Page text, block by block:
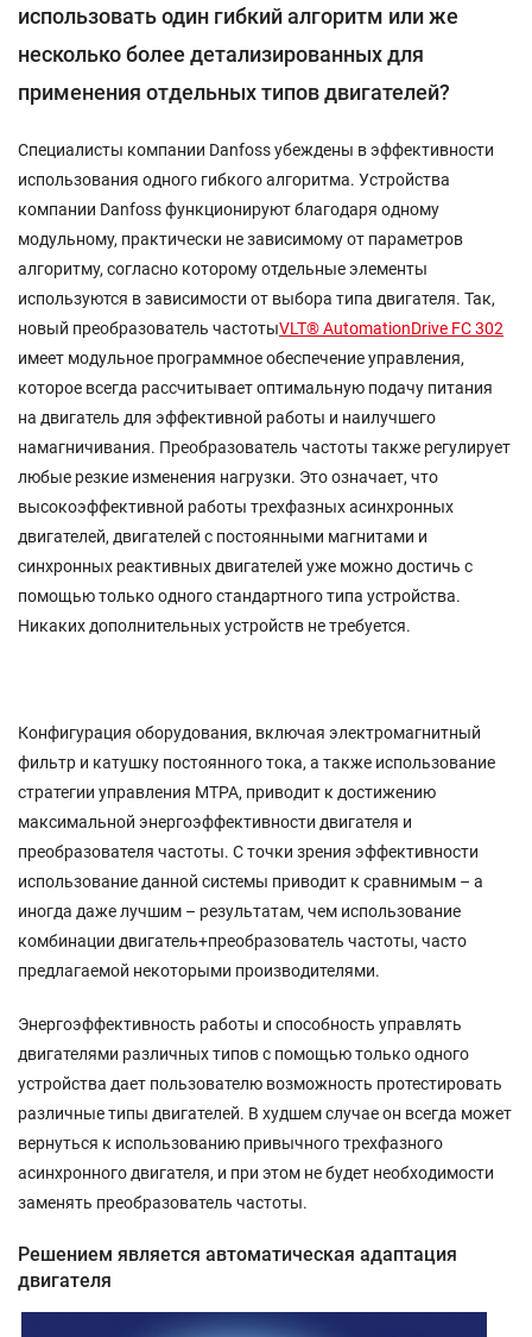
использовать один гибкий алгоритм или же
несколько более детализированных для
применения отдельных типов двигателей?
Специалисты компании Danfoss убеждены в эффективности
использования одного гибкого алгоритма. Устройства
компании Danfoss функционируют благодаря одному
модульному, практически не зависимому от параметров
алгоритму, согласно которому отдельные элементы
используются в зависимости от выбора типа двигателя. Так,
новый преобразователь частотыVLT® AutomationDrive FC 302
имеет модульное программное обеспечение управления,
которое всегда рассчитывает оптимальную подачу питания
на двигатель для эффективной работы и наилучшего
намагничивания. Преобразователь частоты также регулирует
любые резкие изменения нагрузки. Это означает, что
высокоэффективной работы трехфазных асинхронных
двигателей, двигателей с постоянными магнитами и
синхронных реактивных двигателей уже можно достичь с
помощью только одного стандартного типа устройства.
Никаких дополнительных устройств не требуется.
Конфигурация оборудования, включая электромагнитный
фильтр и катушку постоянного тока, а также использование
стратегии управления MTPA, приводит к достижению
максимальной энергоэффективности двигателя и
преобразователя частоты. С точки зрения эффективности
использование данной системы приводит к сравнимым – а
иногда даже лучшим – результатам, чем использование
комбинации двигатель+преобразователь частоты, часто
предлагаемой некоторыми производителями.
Энергоэффективность работы и способность управлять
двигателями различных типов с помощью только одного
устройства дает пользователю возможность протестировать
различные типы двигателей. В худшем случае он всегда может
вернуться к использованию привычного трехфазного
асинхронного двигателя, и при этом не будет необходимости
заменять преобразователь частоты.
Решением является автоматическая адаптация
двигателя